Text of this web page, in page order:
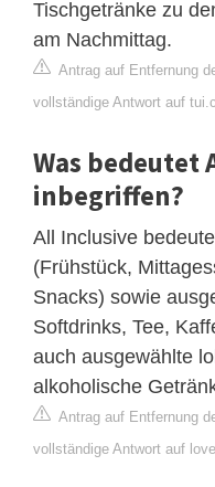
Tischgetränke zu
am Nachmittag.
Antrag auf Entfernung
vollständige Antwort auf
Was bedeutet
inbegriffen?
All Inclusive
(Frühstück,
Snacks) sowie
Softdrinks, Tee,
auch ausgewählte
alkoholische
Antrag auf Entfernung
vollständige Antwort auf